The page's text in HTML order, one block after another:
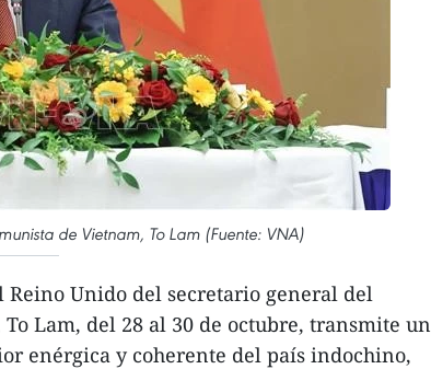
de Vietnam, To Lam (Fuente: VNA)
Unido del secretario general del
Lam, del 28 al 30 de octubre, transmite un
enérgica y coherente del país indochino,